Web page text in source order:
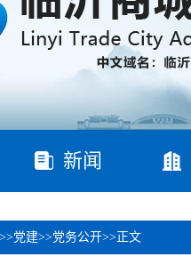
新闻
>>党建>>党务公开>>正文